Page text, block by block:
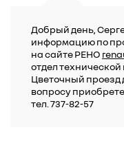
Добрый день,
информацию по
на сайте РЕНО
отдел
Цветочный проезд
вопросу
тел. 737-82-57